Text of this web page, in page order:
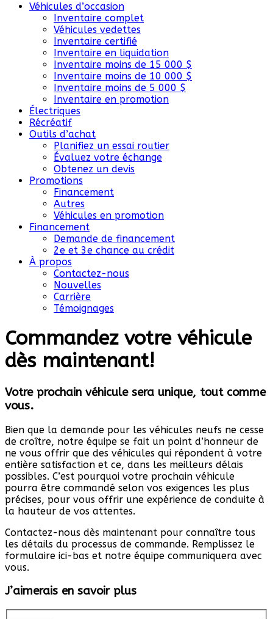
Véhicules d’occasion
Inventaire complet
Véhicules vedettes
Inventaire certifié
Inventaire en liquidation
Inventaire moins de 15 000 $
Inventaire moins de 10 000 $
Inventaire moins de 5 000 $
Inventaire en promotion
Électriques
Récréatif
Outils d’achat
Planifiez un essai routier
Évaluez votre échange
Obtenez un devis
Promotions
Financement
Autres
Véhicules en promotion
Financement
Demande de financement
2e et 3e chance au crédit
À propos
Contactez-nous
Nouvelles
Carrière
Témoignages
Commandez votre véhicule
dès maintenant!
Votre prochain véhicule sera unique, tout comme
vous.
Bien que la demande pour les véhicules neufs ne cesse
de croître, notre équipe se fait un point d’honneur de
ne vous offrir que des véhicules qui répondent à votre
entière satisfaction et ce, dans les meilleurs délais
possibles. C’est pourquoi votre prochain véhicule
pourra être commandé selon vos exigences les plus
précises, pour vous offrir une expérience de conduite à
la hauteur de vos attentes.
Contactez-nous dès maintenant pour connaître tous
les détails du processus de commande. Remplissez le
formulaire ici-bas et notre équipe communiquera avec
vous.
J’aimerais en savoir plus